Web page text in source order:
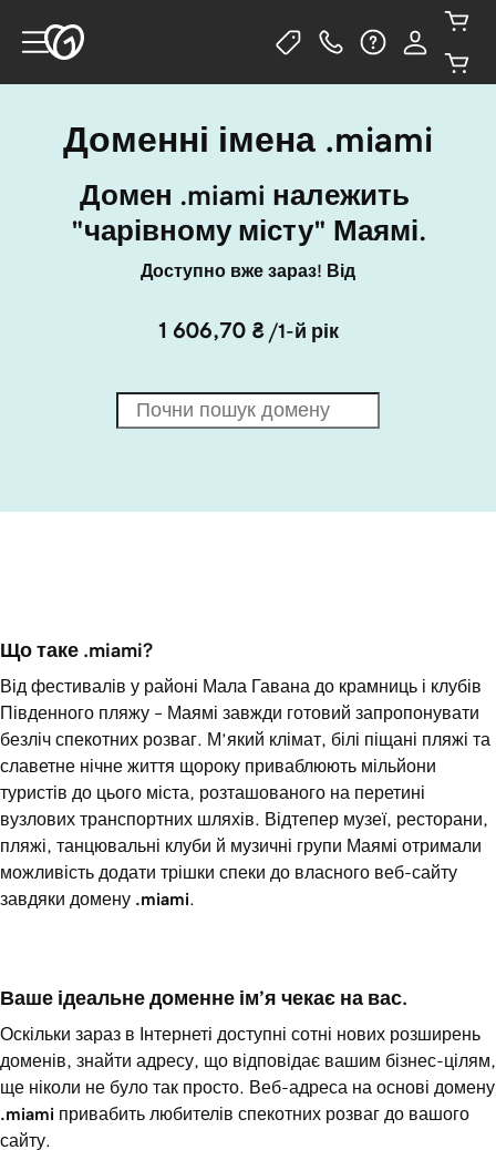
Доменні імена .miami
Домен .miami належить
"чарівному місту" Маямі.
Доступно вже зараз! Від
1 606,70 ₴ /1-й рік
Що таке .miami?
Від фестивалів у районі Мала Гавана до крамниць і клубів
Південного пляжу – Маямі завжди готовий запропонувати
безліч спекотних розваг. М’який клімат, білі піщані пляжі та
славетне нічне життя щороку приваблюють мільйони
туристів до цього міста, розташованого на перетині
вузлових транспортних шляхів. Відтепер музеї, ресторани,
пляжі, танцювальні клуби й музичні групи Маямі отримали
можливість додати трішки спеки до власного веб-сайту
завдяки домену .miami
Ваше ідеальне доменне ім’я чекає на вас.
Оскільки зараз в Інтернеті доступні сотні нових розширень
доменів, знайти адресу, що відповідає вашим бізнес-цілям,
ще ніколи не було так просто. Веб-адреса на основі домену
.miami привабить любителів спекотних розваг до вашого
сайту.